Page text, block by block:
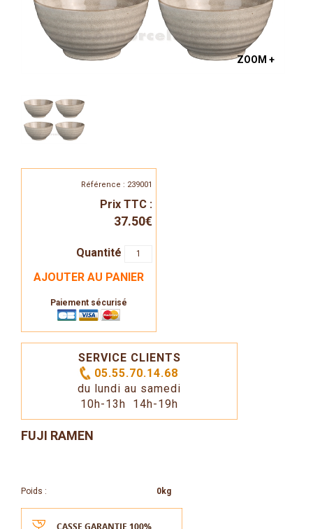
ZOOM +
Référence : 239001
Prix TTC :
37.50€
Quantité
AJOUTER AU PANIER
Paiement sécurisé
SERVICE CLIENTS
05.55.70.14.68
du lundi au samedi
10h-13h 14h-19h
FUJI RAMEN
Poids : 0kg